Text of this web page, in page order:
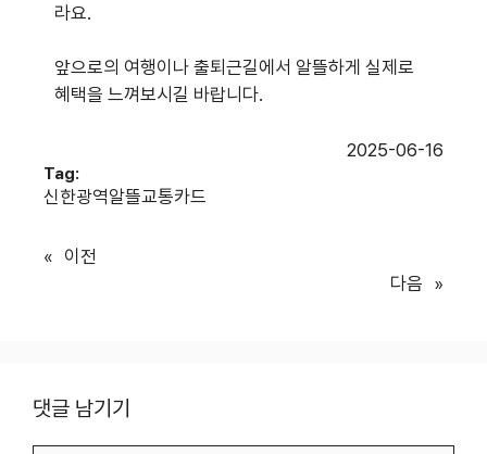
라요.
앞으로의 여행이나 출퇴근길에서 알뜰하게 실제로
혜택을 느껴보시길 바랍니다.
2025-06-16
Tag:
신한광역알뜰교통카드
« 이전
다음 »
댓글 남기기